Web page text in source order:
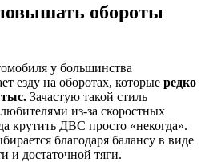
обороты
у большинства
езду на оборотах, которые редко
Зачастую такой стиль
из-за скоростных
крутить ДВС просто «некогда».
благодаря балансу в виде
и достаточной тяги.